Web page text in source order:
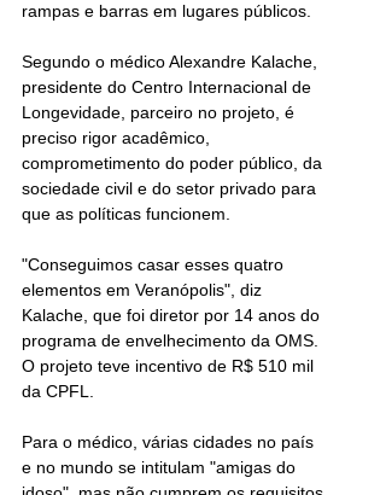
rampas e barras em lugares públicos.
Segundo o médico Alexandre Kalache,
presidente do Centro Internacional de
Longevidade, parceiro no projeto, é
preciso rigor acadêmico,
comprometimento do poder público, da
sociedade civil e do setor privado para
que as políticas funcionem.
"Conseguimos casar esses quatro
elementos em Veranópolis", diz
Kalache, que foi diretor por 14 anos do
programa de envelhecimento da OMS.
O projeto teve incentivo de R$ 510 mil
da CPFL.
Para o médico, várias cidades no país
e no mundo se intitulam "amigas do